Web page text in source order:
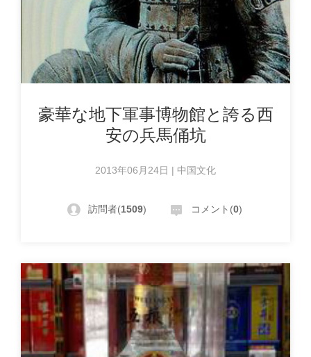
豪華な地下軍事博物館と誇る西
安の兵馬俑坑
2013年06月24日 | 中国文化
訪問者(1509) コメント(0)